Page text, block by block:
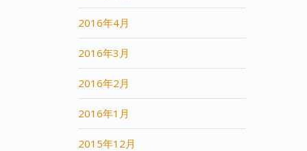
2016年4月
2016年3月
2016年2月
2016年1月
2015年12月